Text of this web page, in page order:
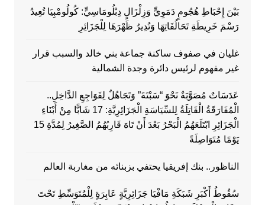
بَيْنَ إِحْبَاطِ هُجُومٍ دَمَوِيٍّ وَزِلْزَالٍ دِبْلُومَاسِيٍّ: كُولُومْبِيَا تُعِيدُ
رَسْمَ خَرِيطَةِ تَحَالُفَاتِهَا وَتُدِيرُ ظَهْرَهَا لِلْجَزَائِرِ
غليان في صفوف ساكنة جماعة بني خالد والسبب قرار
غير مفهوم لرئيس دائرة وجدة الشمالية
عَدَسَاتٌ مُصَوَّبَةٌ نَحْوَ “سَبْتَةَ” وَتَجَاهُلٌ لِفَوَاجِعِ الدَّاخِلِ..
الْمُفَارَقَةُ الْقَاتِلَةُ لِلسِّيَاسَةِ الْجَزَائِرِيَّةِ: 17 شَابًّا مِنْ أَبْنَاءِ
الْجَزَائِرِ ابْتَلَعَهُمُ الْبَحْرُ بَعْدَ أَنْ تَاهَ قَارِبُهُمُ الصَّغِيرُ لِمُدَّةِ 15
يَوْمًا مُتَوَاصِلَةً
الناظور.. بنك إفريقيا يحتفي بزبنائه من مغاربة العالم
سُقُوطُ أَكْبَرِ شَبَكَةِ مَافْيَا جَزَائِرِيَّةٍ عَابِرَةٍ لِلْمُتَوَسِّطِ تَحْتَ